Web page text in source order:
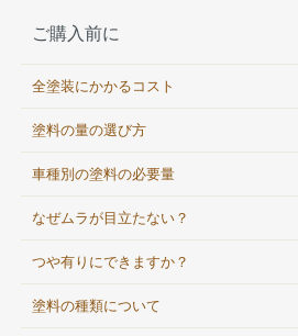
ご購入前に
全塗装にかかるコスト
塗料の量の選び方
車種別の塗料の必要量
なぜムラが目立たない？
つや有りにできますか？
塗料の種類について